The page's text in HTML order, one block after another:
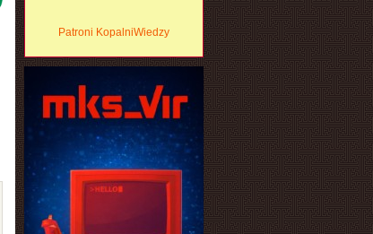
Patroni KopalniWiedzy